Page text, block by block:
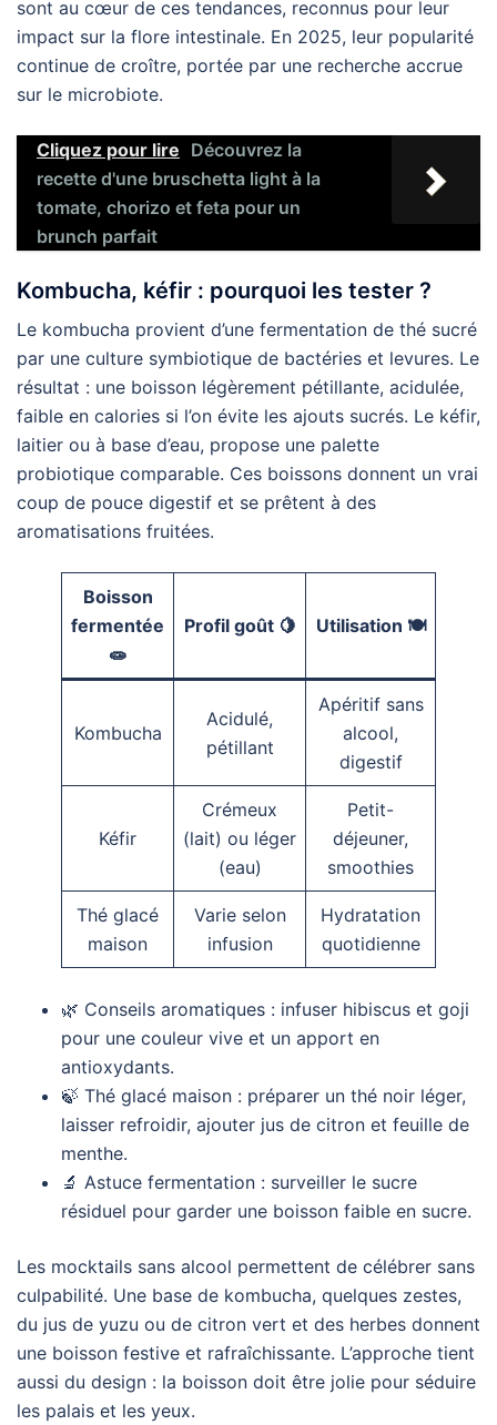
sont au cœur de ces tendances, reconnus pour leur
impact sur la flore intestinale. En 2025, leur popularité
continue de croître, portée par une recherche accrue
sur le microbiote.
Cliquez pour lire Découvrez la
recette d'une bruschetta light à la
tomate, chorizo et feta pour un
brunch parfait
Kombucha, kéfir : pourquoi les tester ?
Le kombucha provient d’une fermentation de thé sucré
par une culture symbiotique de bactéries et levures. Le
résultat : une boisson légèrement pétillante, acidulée,
faible en calories si l’on évite les ajouts sucrés. Le kéfir,
laitier ou à base d’eau, propose une palette
probiotique comparable. Ces boissons donnent un vrai
coup de pouce digestif et se prêtent à des
aromatisations fruitées.
Boisson
fermentée
🧫
Profil goût 🍋 Utilisation 🍽️
Kombucha
Acidulé,
pétillant
Apéritif sans
alcool,
digestif
Kéfir
Crémeux
(lait) ou léger
(eau)
Petit-
déjeuner,
smoothies
Thé glacé
maison
Varie selon
infusion
Hydratation
quotidienne
🌿 Conseils aromatiques : infuser hibiscus et goji
pour une couleur vive et un apport en
antioxydants.
🍃 Thé glacé maison : préparer un thé noir léger,
laisser refroidir, ajouter jus de citron et feuille de
menthe.
🔬 Astuce fermentation : surveiller le sucre
résiduel pour garder une boisson faible en sucre.
Les mocktails sans alcool permettent de célébrer sans
culpabilité. Une base de kombucha, quelques zestes,
du jus de yuzu ou de citron vert et des herbes donnent
une boisson festive et rafraîchissante. L’approche tient
aussi du design : la boisson doit être jolie pour séduire
les palais et les yeux.